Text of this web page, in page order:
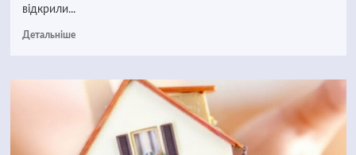
відкрили...
Детальніше